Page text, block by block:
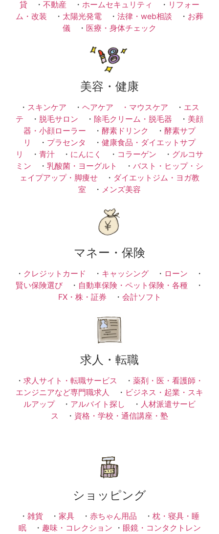
貸 ・ 不動産 ・ ホームセキュリティ ・ リフォー
ム・改装 ・ 太陽光発電 ・ 法律・web相談 ・ お葬
儀 ・ 医療・身体チェック
美容・健康
・ スキンケア ・ ヘアケア ・ マウスケア ・ エス
テ ・ 脱毛サロン ・ 除毛クリーム・脱毛器 ・ 美顔
器・小顔ローラー ・ 酵素ドリンク ・ 酵素サプ
リ
・ プラセンタ ・ 健康食品・ダイエットサプ
リ
・ 青汁 ・ にんにく ・ コラーゲン ・ グルコサ
ミン ・ 乳酸菌・ヨーグルト ・ バスト・ヒップ・シ
ェイプアップ・脚痩せ ・ ダイエットジム・ヨガ教
室 ・ メンズ美容
マネー・保険
・ クレジットカード ・ キャッシング ・ ローン ・
賢い保険選び ・ 自動車保険・ペット保険・各種 ・
FX・株・証券 ・ 会計ソフト
求人・転職
・ 求人サイト・転職サービス ・ 薬剤・医・看護師・
エンジニアなど専門職求人
・ ビジネス・起業・スキ
ルアップ・ アルバイト探し ・ 人材派遣サービ
ス ・ 資格・学校・通信講座・塾
ショッピング
・ 雑貨 ・ 家具 ・ 赤ちゃん用品 ・ 枕・寝具・睡
眠・ 趣味・コレクション ・ 眼鏡・コンタクトレン